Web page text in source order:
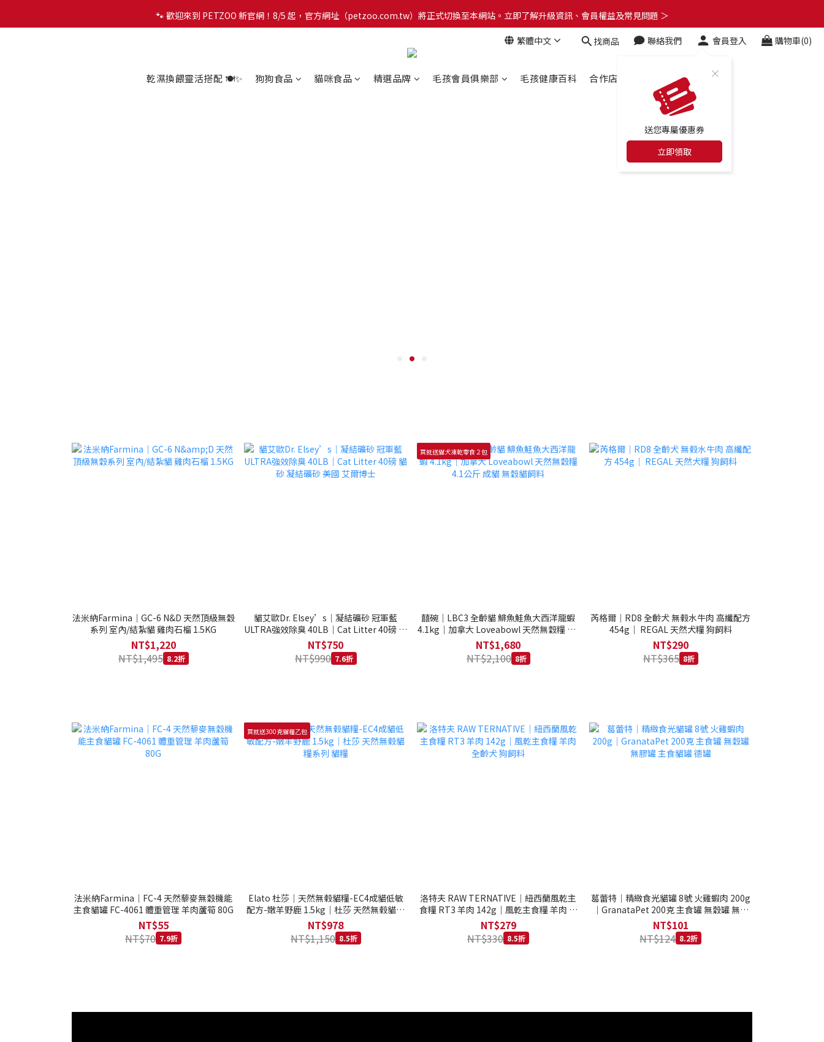
🐾 歡迎來到 PETZOO 新官網！8/5 起，官方網址（petzoo.com.tw）將正式切換至本網站。立即了解升級資訊、會員權益及常見問題 ＞
🐾 歡迎來到 PETZOO 新官網！8/5 起，官方網址（petzoo.com.tw）將正式切換至本網站。立即了解升級資訊、會員權益及常見問題 ＞
✨【新朋友見面禮】現在註冊即領 $100 購物金！全館滿 $1,500 享免運優惠 🎁
繁體中文 找商品 聯絡我們 會員登入
送您專屬優惠券
立即領取
購物車(0)
乾濕換餵靈活搭配 🍽️✨ 狗狗食品 貓咪食品 精選品牌 毛孩會員俱樂部 毛孩健康百科 合作店家 最新消息
法米納Farmina｜GC-6 N&D 天然頂級無穀
系列 室內/結紮貓 雞肉石榴 1.5KG
NT$1,220
NT$1,495 8.2折
貓艾歐Dr. Elsey’s｜凝結礦砂 冠軍藍
ULTRA強效除臭 40LB｜Cat Litter 40磅 貓
砂 凝結礦砂 美國 艾爾博士
NT$750
NT$990 7.6折
買就送貓犬凍乾零食２包
囍碗｜LBC3 全齡貓 鯡魚鮭魚大西洋龍蝦
4.1kg｜加拿大 Loveabowl 天然無穀糧 4.1
公斤 成貓 無穀貓飼料
NT$1,680
NT$2,100 8折
芮格爾｜RD8 全齡犬 無榖水牛肉 高纖配方
454g｜ REGAL 天然犬糧 狗飼料
NT$290
NT$365 8折
法米納Farmina｜FC-4 天然藜麥無穀機能
主食貓罐 FC-4061 體重管理 羊肉蘆筍 80G
NT$55
NT$70 7.9折
買就送300克貓糧乙包
Elato 杜莎｜天然無榖貓糧-EC4成貓低敏
配方-嫩羊野鹿 1.5kg｜杜莎 天然無榖貓糧
系列 貓糧
NT$978
NT$1,150 8.5折
洛特夫 RAW TERNATIVE｜紐西蘭風乾主
食糧 RT3 羊肉 142g｜風乾主食糧 羊肉 全
齡犬 狗飼料
NT$279
NT$330 8.5折
葛蕾特｜精緻食光貓罐 8號 火雞蝦肉 200g
｜GranataPet 200克 主食罐 無穀罐 無膠
罐 主食貓罐 德罐
NT$101
NT$124 8.2折